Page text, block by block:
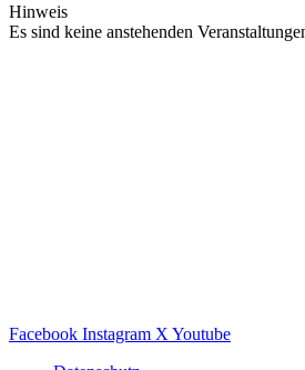
Hinweis
Es sind keine anstehenden
Facebook Instagram X Youtube